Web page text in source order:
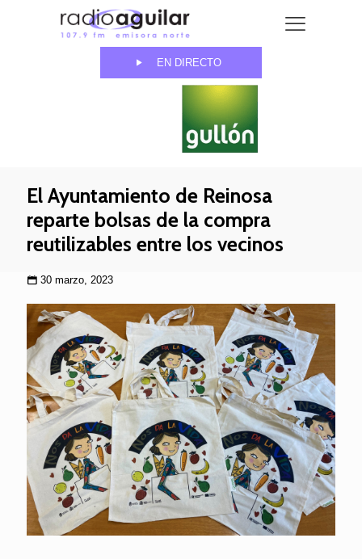
EN DIRECTO
El Ayuntamiento de Reinosa
reparte bolsas de la compra
reutilizables entre los vecinos
30 marzo, 2023